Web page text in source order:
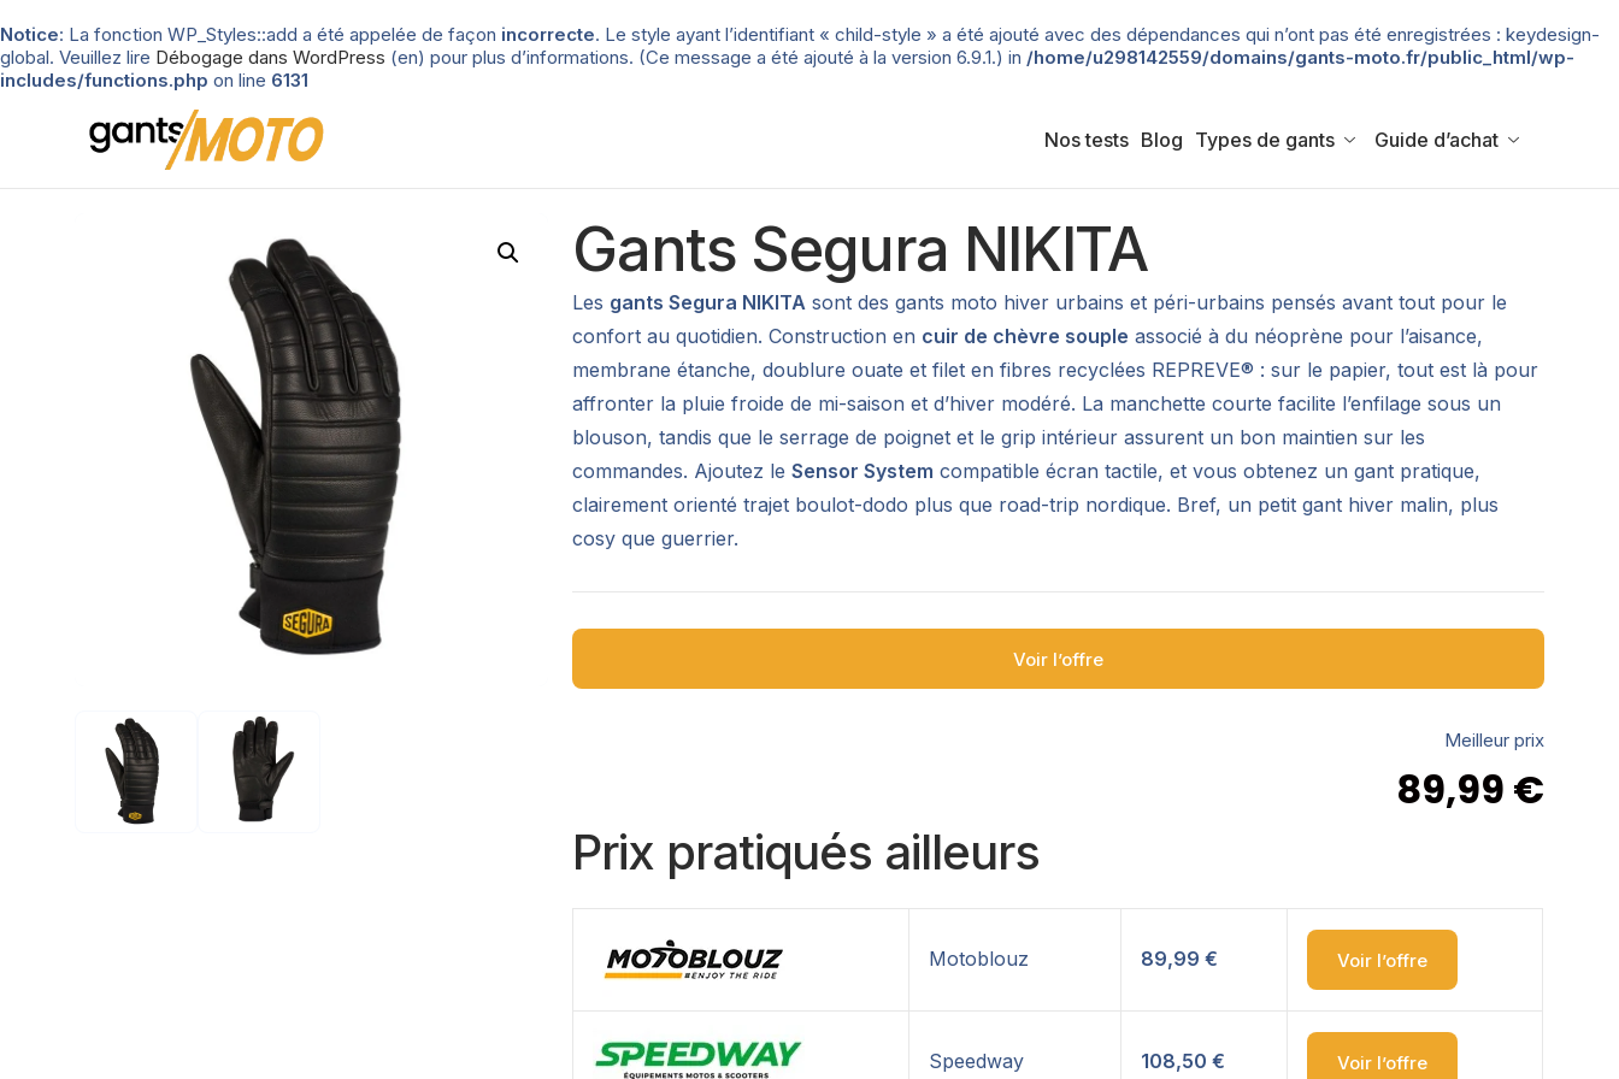
Notice: La fonction WP_Styles::add a été appelée de façon incorrecte. Le style ayant l’identifiant « child-style » a été ajouté avec des dépendances qui n’ont pas été enregistrées : keydesign-
global. Veuillez lire Débogage dans WordPress (en) pour plus d’informations. (Ce message a été ajouté à la version 6.9.1.) in /home/u298142559/domains/gants-moto.fr/public_html/wp-
includes/functions.php on line 6131
Nos tests Blog Types de gants Guide d’achat
Gants Segura NIKITA
Les gants Segura NIKITA sont des gants moto hiver urbains et péri-urbains pensés avant tout pour le
confort au quotidien. Construction en cuir de chèvre souple associé à du néoprène pour l’aisance,
membrane étanche, doublure ouate et filet en fibres recyclées REPREVE® : sur le papier, tout est là pour
affronter la pluie froide de mi-saison et d’hiver modéré. La manchette courte facilite l’enfilage sous un
blouson, tandis que le serrage de poignet et le grip intérieur assurent un bon maintien sur les
commandes. Ajoutez leSensor System compatible écran tactile, et vous obtenez un gant pratique,
clairement orienté trajet boulot-dodo plus que road-trip nordique. Bref, un petit gant hiver malin, plus
cosy que guerrier.
Voir l’offre
Meilleur prix
89,99 €
Prix pratiqués ailleurs
Motoblouz 89,99 € Voir l’offre
Speedway 108,50 € Voir l’offre